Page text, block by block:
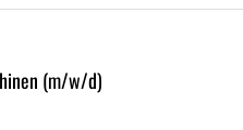
(m/w/d)